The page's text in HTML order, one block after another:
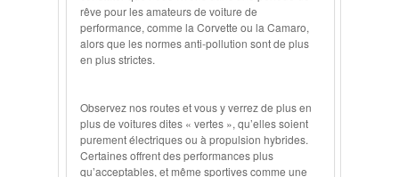
rêve pour les amateurs de voiture de
performance, comme la Corvette ou la Camaro,
alors que les normes anti-pollution sont de plus
en plus strictes.
Observez nos routes et vous y verrez de plus en
plus de voitures dites « vertes », qu’elles soient
purement électriques ou à propulsion hybrides.
Certaines offrent des performances plus
qu’acceptables, et même sportives comme une